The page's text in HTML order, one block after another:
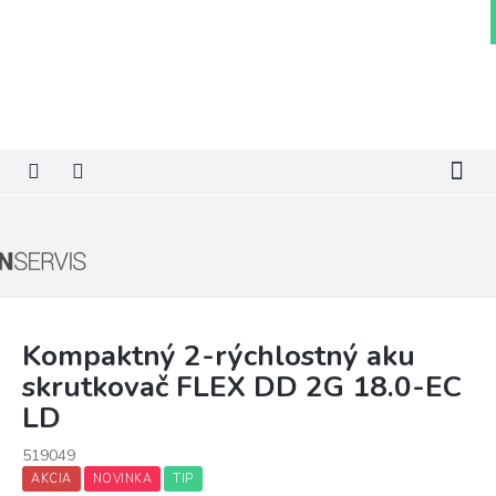
Kompaktný 2-rýchlostný aku
skrutkovač FLEX DD 2G 18.0-EC
LD
519049
AKCIA NOVINKA TIP